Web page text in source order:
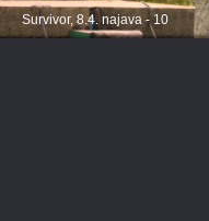
Survivor, 8.4. najava - 10